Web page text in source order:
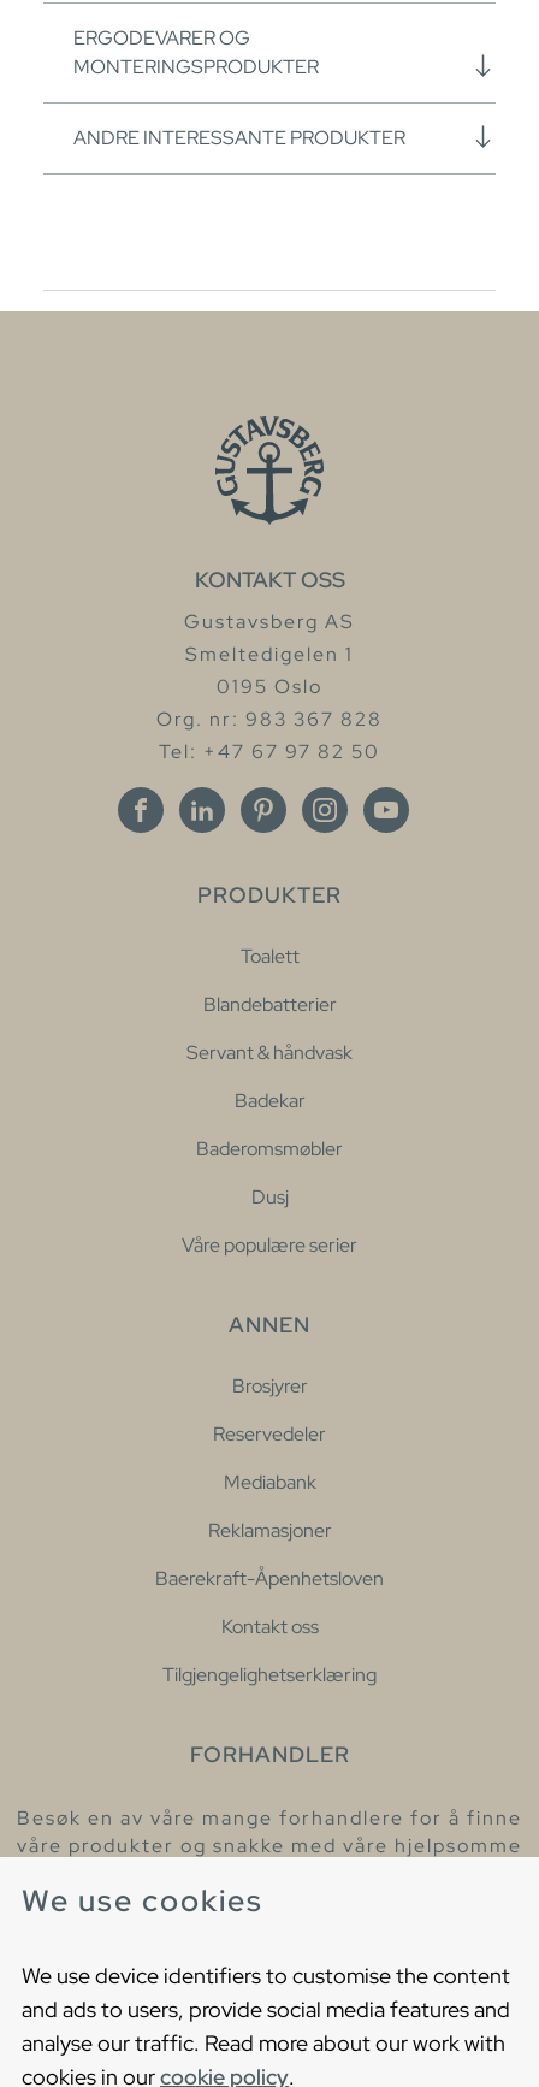
We use cookies
We use device identifiers to customise the content
and ads to users, provide social media features and
analyse our traffic. Read more about our work with
cookies in ourcookie policy.
ERGODEVARER OG
MONTERINGSPRODUKTER
ANDRE INTERESSANTE PRODUKTER
KONTAKT OSS
Gustavsberg AS
Smeltedigelen 1
0195 Oslo
Org. nr: 983 367 828
Tel: +47 67 97 82 50
PRODUKTER
Toalett
Blandebatterier
Servant & håndvask
Badekar
Baderomsmøbler
Dusj
Våre populære serier
ANNEN
Brosjyrer
Reservedeler
Mediabank
Reklamasjoner
Baerekraft-Åpenhetsloven
Kontakt oss
Tilgjengelighetserklæring
FORHANDLER
Besøk en av våre mange forhandlere for å finne
våre produkter og snakke med våre hjelpsomme